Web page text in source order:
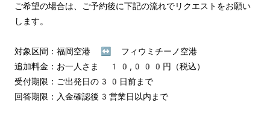
ご希望の場合は、ご予約後に下記の流れでリクエストをお願い
します。
対象区間：福岡空港 ↔︎ フィウミチーノ空港
追加料金：お一人さま 10,000円（税込）
受付期限：ご出発日の30日前まで
回答期限：入金確認後3営業日以内まで